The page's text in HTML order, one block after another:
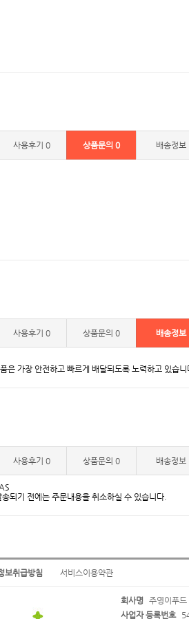
사용후기 0 상품문의 0 배송정보
사용후기 0 상품문의 0 배송정보
은 가장 안전하고 빠르게 배달되도록 노력하고 있습니
사용후기 0 상품문의 0 배송정보
되기 전에는 주문내용을 취소하실 수 있습니다.
보취급방침 서비스이용약관
회사명 주영이푸드
사업자 등록번호